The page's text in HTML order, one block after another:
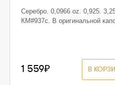
Серебро. 0,0966 oz. 0,925.
КМ#937с. В оригинальной
В
1 559₽